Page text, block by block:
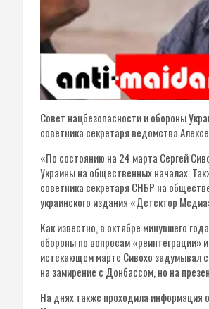
Совет нацбезопасности и обороны
советника секретаря ведомства
«По состоянию на 24 марта Сергей
Украины на общественных началах.
советника секретаря СНБР на
украинского издания «Детектор
Как известно, в октябре минувшего
обороны по вопросам «реинтеграции»
истекающем марте Сивохо задумывал
на замирение с Донбассом, но на
На днях также проходила информация